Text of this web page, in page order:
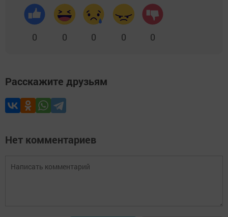
0 0 0 0 0
Расскажите друзьям
Нет комментариев